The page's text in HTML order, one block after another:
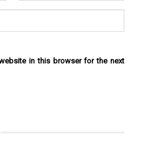
in this browser for the next